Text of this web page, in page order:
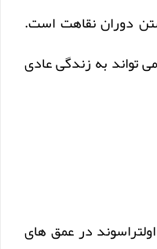
دوران نقاهت است.
تواند به زندگی عادی
اولتراسوند در عمق های